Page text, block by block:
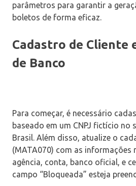
parâmetros para garantir a
boletos de forma eficaz.
Cadastro de Cliente
de Banco
Para começar, é necessário
baseado em um CNPJ fictício no
Brasil. Além disso, atualize o
(MATA070) com as informações
agência, conta, banco oficial, e
campo “Bloqueada” esteja